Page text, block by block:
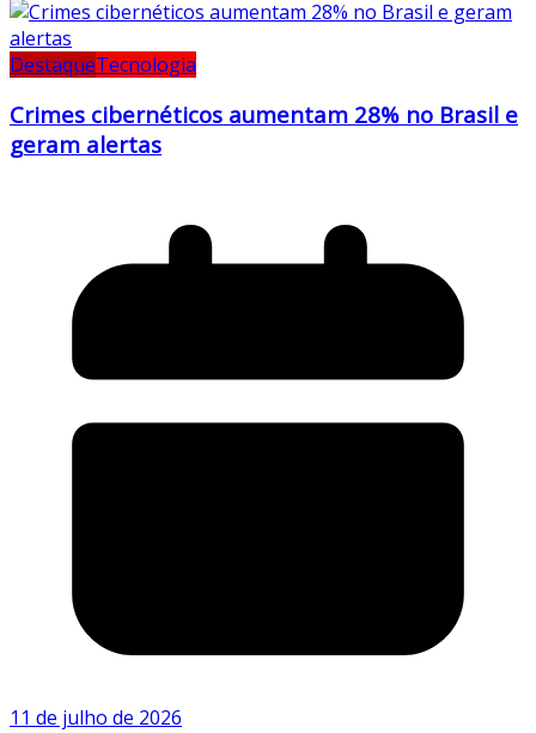
DestaqueTecnologia
Crimes cibernéticos aumentam 28% no Brasil e
geram alertas
11 de julho de 2026